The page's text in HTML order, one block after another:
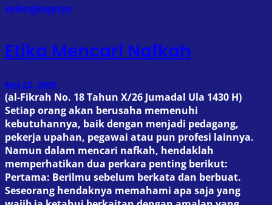
selengkapnya
Etika Mencari Nafkah
Mei 22, 2009
(al-Fikrah No. 18 Tahun X/26 Jumadal Ula 1430 H)
Setiap orang akan berusaha memenuhi
kebutuhannya, baik dengan menjadi pedagang,
pekerja upahan, pegawai atau pun profesi lainnya.
Namun dalam mencari nafkah, hendaklah
memperhatikan dua perkara penting berikut:
Pertama: Berilmu sebelum berkata dan berbuat.
Seseorang hendaknya memahami apa saja yang